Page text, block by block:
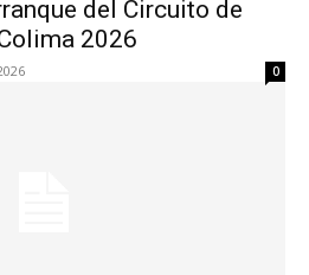
del Circuito de
2026
0